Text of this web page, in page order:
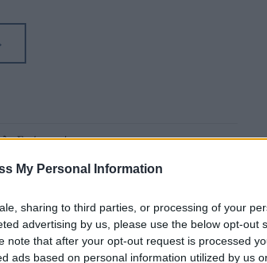
My Personal Information
sharing to third parties, or processing of your
advertising by us, please use the below opt-out
note that after your opt-out request is processed
ads based on personal information utilized by us
Γουότεργκέιτ